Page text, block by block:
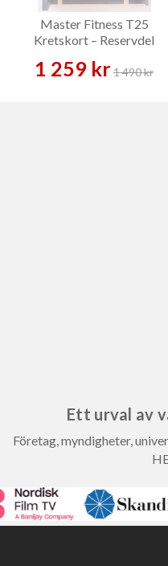
Master Fitness T25
Kretskort – Reservdel
1 259 kr1 490 kr
Ett urval av
Företag, myndigheter,